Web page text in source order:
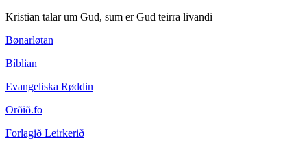
Kristian talar um Gud, sum er Gud teirra livandi
Bønarløtan
Bíblian
Evangeliska Røddin
Orðið.fo
Forlagið Leirkerið